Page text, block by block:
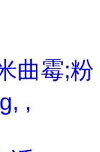
曲霉;粉
,